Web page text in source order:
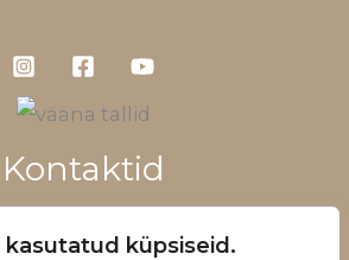
kasutatud küpsiseid.
Kontaktid
+372 5660 1028